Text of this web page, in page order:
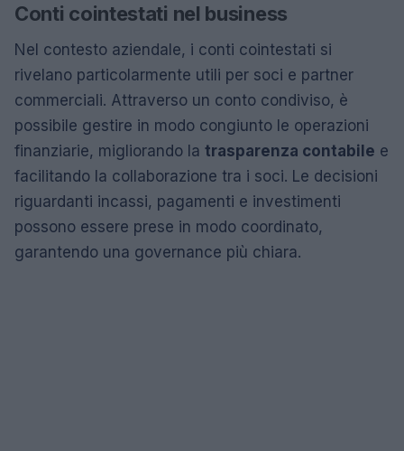
Conti cointestati nel business
Nel contesto aziendale, i conti cointestati si
rivelano particolarmente utili per soci e partner
commerciali. Attraverso un conto condiviso, è
possibile gestire in modo congiunto le operazioni
finanziarie, migliorando la trasparenza contabile e
facilitando la collaborazione tra i soci. Le decisioni
riguardanti incassi, pagamenti e investimenti
possono essere prese in modo coordinato,
garantendo una governance più chiara.